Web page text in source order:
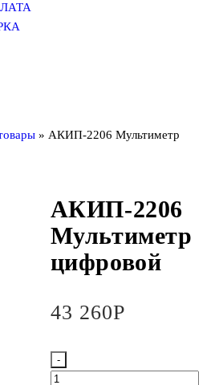
» АКИП-2206 Мультиметр
АКИП-2206
Мультиметр
цифровой
43 260Р
-
Количество